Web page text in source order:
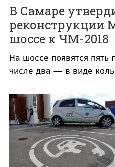
В Самаре
реконструкции
шоссе к ЧМ-2018
На шоссе появятся пять
числе два — в виде